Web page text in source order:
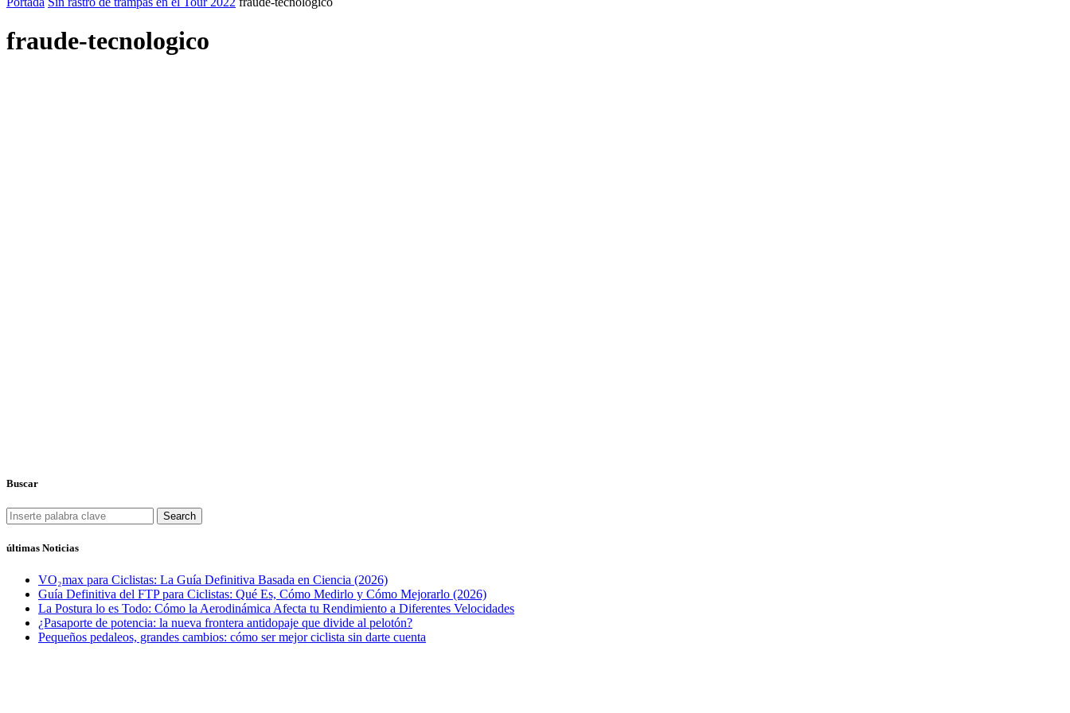
fraude-tecnologico
Buscar
Search
últimas Noticias
VO₂max para Ciclistas: La Guía Definitiva Basada en Ciencia (2026)
Guía Definitiva del FTP para Ciclistas: Qué Es, Cómo Medirlo y Cómo Mejorarlo (2026)
La Postura lo es Todo: Cómo la Aerodinámica Afecta tu Rendimiento a Diferentes Velocidades
¿Pasaporte de potencia: la nueva frontera antidopaje que divide al pelotón?
Pequeños pedaleos, grandes cambios: cómo ser mejor ciclista sin darte cuenta